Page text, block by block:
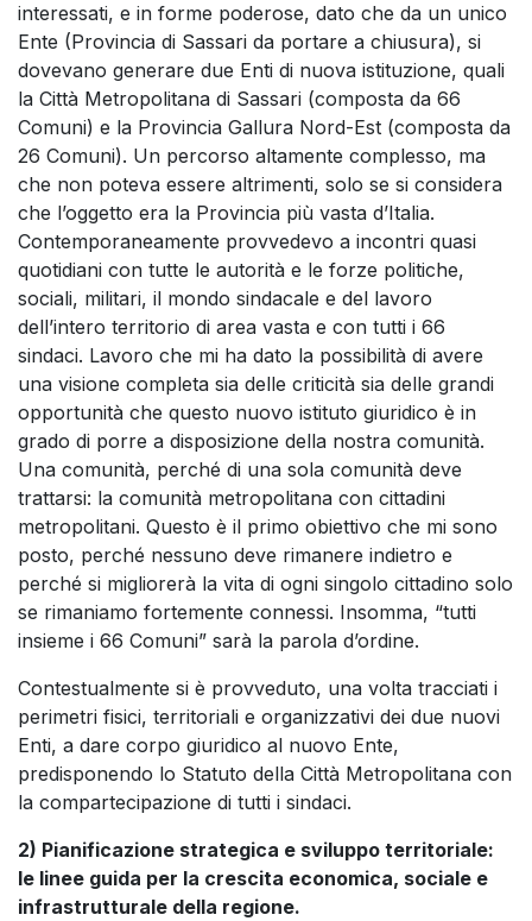
interessati, e in forme poderose, dato che da un unico
Ente (Provincia di Sassari da portare a chiusura), si
dovevano generare due Enti di nuova istituzione, quali
la Città Metropolitana di Sassari (composta da 66
Comuni) e la Provincia Gallura Nord-Est (composta da
26 Comuni). Un percorso altamente complesso, ma
che non poteva essere altrimenti, solo se si considera
che l’oggetto era la Provincia più vasta d’Italia.
Contemporaneamente provvedevo a incontri quasi
quotidiani con tutte le autorità e le forze politiche,
sociali, militari, il mondo sindacale e del lavoro
dell’intero territorio di area vasta e con tutti i 66
sindaci. Lavoro che mi ha dato la possibilità di avere
una visione completa sia delle criticità sia delle grandi
opportunità che questo nuovo istituto giuridico è in
grado di porre a disposizione della nostra comunità.
Una comunità, perché di una sola comunità deve
trattarsi: la comunità metropolitana con cittadini
metropolitani. Questo è il primo obiettivo che mi sono
posto, perché nessuno deve rimanere indietro e
perché si migliorerà la vita di ogni singolo cittadino solo
se rimaniamo fortemente connessi. Insomma, “tutti
insieme i 66 Comuni” sarà la parola d’ordine.
Contestualmente si è provveduto, una volta tracciati i
perimetri fisici, territoriali e organizzativi dei due nuovi
Enti, a dare corpo giuridico al nuovo Ente,
predisponendo lo Statuto della Città Metropolitana con
la compartecipazione di tutti i sindaci.
2) Pianificazione strategica e sviluppo territoriale:
le linee guida per la crescita economica, sociale e
infrastrutturale della regione.